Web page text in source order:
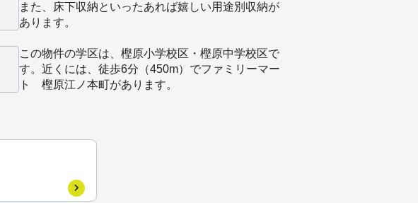
また、床下収納といったあれば嬉しい用途別収納が
あります。
この物件の学区は、樫原小学校区・樫原中学校区で
す。近くには、徒歩6分（450m）でファミリーマー
ト 樫原江ノ本町があります。